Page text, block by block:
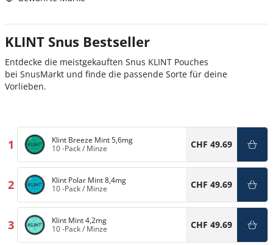
KLINT Snus Bestseller
Entdecke die meistgekauften Snus KLINT Pouches
bei SnusMarkt und finde die passende Sorte für deine
Vorlieben.
1
Klint Breeze Mint 5,6mg
10 -Pack/ Minze CHF 49.69
2
Klint Polar Mint 8,4mg
10 -Pack/ Minze CHF 49.69
3
Klint Mint 4,2mg
10 -Pack/ Minze CHF 49.69